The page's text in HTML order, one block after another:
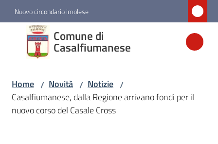
Vai al contenuto
Vai alla navigazione
Vai al footer
Nuovo circondario imolese
Comune di
Casalfiumanese
Comune di
Casalfiumanese
Amministrazione
Home / Novità / Notizie /
Casalfiumanese, dalla Regione arrivano fondi per il
nuovo corso del Casale Cross